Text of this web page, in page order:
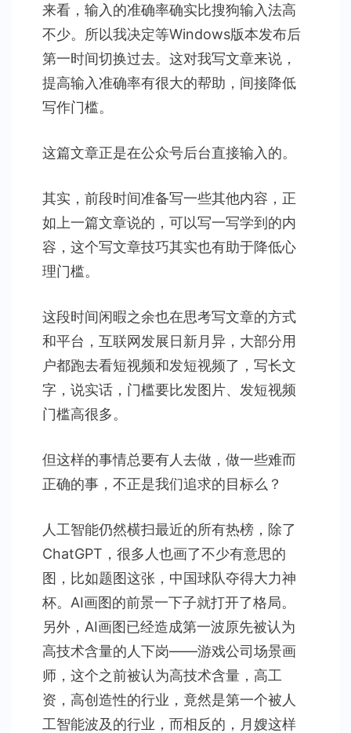
来看，输入的准确率确实比搜狗输入法高
不少。所以我决定等Windows版本发布后
第一时间切换过去。这对我写文章来说，
提高输入准确率有很大的帮助，间接降低
写作门槛。
这篇文章正是在公众号后台直接输入的。
其实，前段时间准备写一些其他内容，正
如上一篇文章说的，可以写一写学到的内
容，这个写文章技巧其实也有助于降低心
理门槛。
这段时间闲暇之余也在思考写文章的方式
和平台，互联网发展日新月异，大部分用
户都跑去看短视频和发短视频了，写长文
字，说实话，门槛要比发图片、发短视频
门槛高很多。
但这样的事情总要有人去做，做一些难而
正确的事，不正是我们追求的目标么？
人工智能仍然横扫最近的所有热榜，除了
ChatGPT，很多人也画了不少有意思的
图，比如题图这张，中国球队夺得大力神
杯。AI画图的前景一下子就打开了格局。
另外，AI画图已经造成第一波原先被认为
高技术含量的人下岗——游戏公司场景画
师，这个之前被认为高技术含量，高工
资，高创造性的行业，竟然是第一个被人
工智能波及的行业，而相反的，月嫂这样